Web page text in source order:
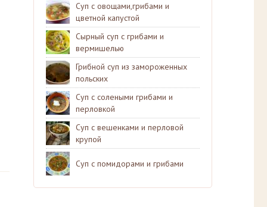
Суп с овощами,грибами и
цветной капустой
Сырный суп с грибами и
вермишелью
Грибной суп из замороженных
польских
Суп с солеными грибами и
перловкой
Суп с вешенками и перловой
крупой
Суп с помидорами и грибами